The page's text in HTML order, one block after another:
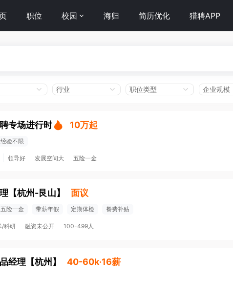
职位 校园 海归 简历优化 猎聘APP
行业 职位类型 企业规模
专场进行时 10万起
经验不限
领导好 发展空间大 五险一金
【杭州-艮山】 面议
五险一金 带薪年假 定期体检 餐费补贴
/科研 融资未公开 100-499人
经理 【杭州 】 40-60k·16薪